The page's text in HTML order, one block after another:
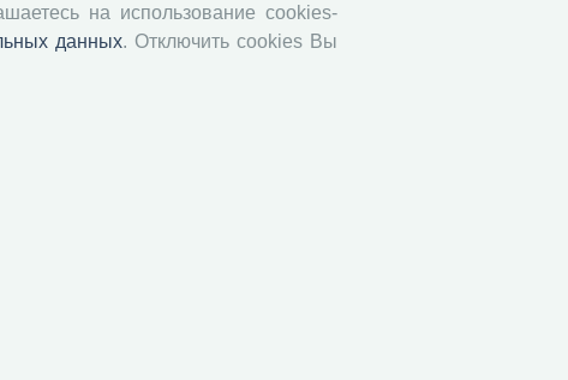
Социальное пространство
Юный экономист
на использование cookies-
данных. Отключить cookies Вы